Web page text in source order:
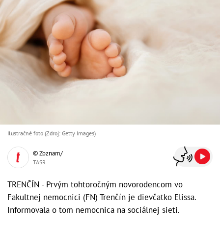
Ilustračné foto (Zdroj: Getty Images)
© Zoznam/
TASR
TRENČÍN - Prvým tohtoročným novorodencom vo
Fakultnej nemocnici (FN) Trenčín je dievčatko Elissa.
Informovala o tom nemocnica na sociálnej sieti.